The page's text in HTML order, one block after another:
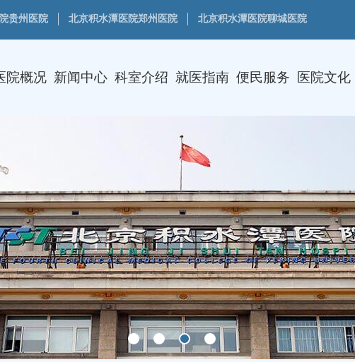
贵州医院 北京积水潭医院郑州医院 北京积水潭医院聊城医院
院概况 新闻中心 科室介绍 就医指南 便民服务 医院文化